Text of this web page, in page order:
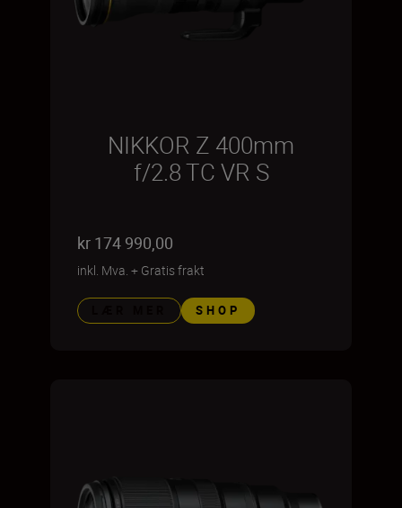
NIKKOR Z 400mm
f/2.8 TC VR S
kr 174 990,00
inkl. Mva. + Gratis frakt
SHOP